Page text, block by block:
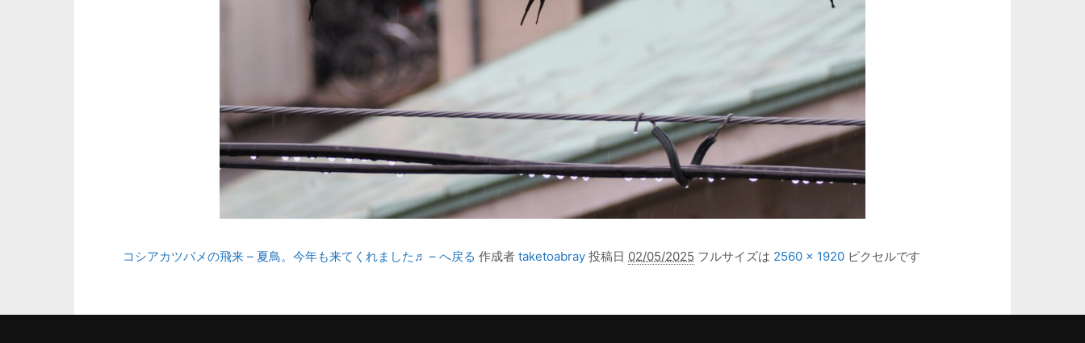
コシアカツバメの飛来 – 夏鳥。今年も来てくれました♬ – へ戻る 作成者 taketoabray 投稿日 02/05/2025 フルサイズは 2560 × 1920 ピクセルです